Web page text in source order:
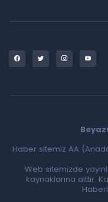
Haber sitemiz AA
Web sitemizde
kaynaklarına aittir.